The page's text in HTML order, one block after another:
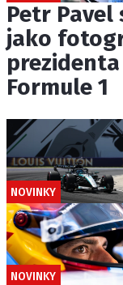
Petr Pavel
jako
Formule 1
NOVINKY
NOVINKY